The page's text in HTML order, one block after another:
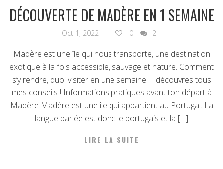
DÉCOUVERTE DE MADÈRE EN 1 SEMAINE
Oct 1, 2022 0 2
Madère est une île qui nous transporte, une destination
exotique à la fois accessible, sauvage et nature. Comment
s’y rendre, quoi visiter en une semaine … découvres tous
mes conseils ! Informations pratiques avant ton départ à
Madère Madère est une île qui appartient au Portugal. La
langue parlée est donc le portugais et la […]
LIRE LA SUITE